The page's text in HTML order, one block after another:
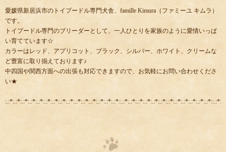
愛媛県新居浜市のトイプードル専門犬舎、famille Kimura（ファミーユ キムラ）
です。
トイプードル専門のブリーダーとして、一人ひとりを家族のように愛情いっぱ
い育てています☆
カラーはレッド、アプリコット、ブラック、シルバー、ホワイト、クリームな
ど豊富に取り揃えております♪
中四国や関西方面への出張も対応できますので、お気軽にお問い合わせくださ
い★
:.:*:.:*:.:*:.:*:.:*:.:*:.:*:.:*:.:*:.:*:.:*:.:*:.:*:.:*:.:*::.:*:.:*:.:*:.:*:.:*:.:*:.:*:.:*:.:*:.:*:.:*:.:*::.:*:.: